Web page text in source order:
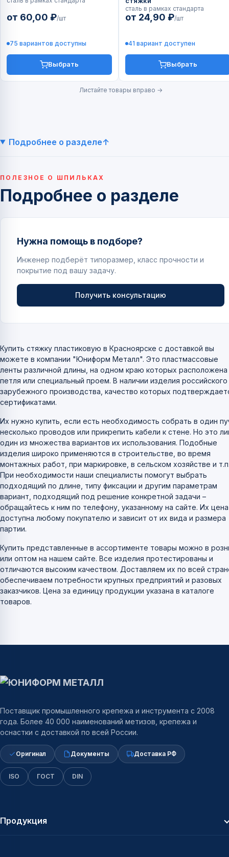
от 60,00 ₽/шт
75 вариантов доступны
Выбрать
сталь в рамках стандарта
от 24,90 ₽/шт
41 вариант доступен
Выбрать
Листайте товары вправо →
Подробнее о разделе
ПОЛЕЗНОЕ О ШПИЛЬКАХ
Подробнее о разделе
Нужна помощь в подборе?
Инженер подберёт типоразмер, класс прочности и
покрытие под вашу задачу.
Получить консультацию
Купить стяжку пластиковую в Красноярске с доставкой вы
можете в компании "Юниформ Металл". Это пластмассовые
ленты различной длины, на одном краю которых расположена
петля или специальный проем. В наличии изделия российского
зарубежного производства, качество которых
сертификатами.
Их нужно купить, если есть необходимость собрать в один
несколько проводов или прикрепить кабели к стене. Но это
один из множества вариантов их использования. Подобные
изделия широко применяются в строительстве, во время
монтажных работ, при маркировке, в сельском хозяйстве и
При необходимости наши специалисты помогут выбрать
подходящий по длине, типу фиксации и другим параметрам
вариант, подходящий под решение конкретной задачи –
обращайтесь к ним по телефону, указанному на сайте. Их цена
доступна любому покупателю и зависит от их вида и размера
партии.
Купить представленные в ассортименте товары можно в
или оптом на нашем сайте. Все изделия протестированы и
отличаются высоким качеством. Доставляем их по всей
обеспечиваем потребности крупных предприятий и разовых
заказчиков. Цена за единицу продукции указана в каталоге
товаров.
Поставщик промышленного крепежа и инструмента с 2008
года. Более 40 000 наименований метизов, крепежа и
оснастки с доставкой по всей России.
Оригинал Документы Доставка РФ
ISO ГОСТ DIN
Продукция